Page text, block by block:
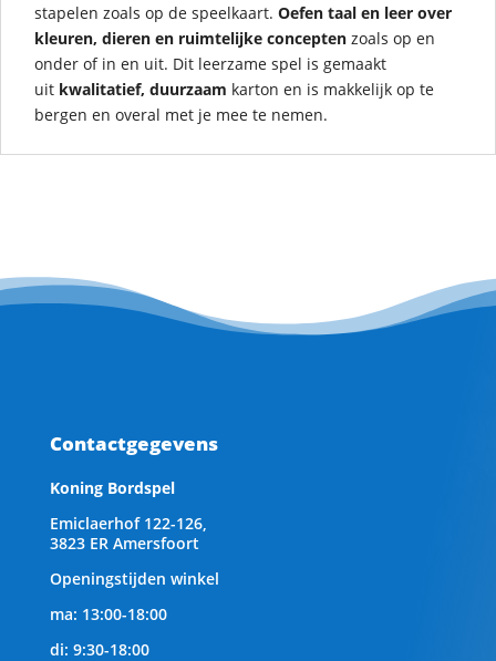
stapelen zoals op de speelkaart. Oefen taal en leer over
kleuren, dieren en ruimtelijke concepten zoals op en
onder of in en uit. Dit leerzame spel is gemaakt
uit kwalitatief, duurzaam karton en is makkelijk op te
bergen en overal met je mee te nemen.
Contactgegevens
Koning Bordspel
Emiclaerhof 122-126,
3823 ER Amersfoort
Openingstijden winkel
ma: 13:00-18:00
di: 9:30-18:00